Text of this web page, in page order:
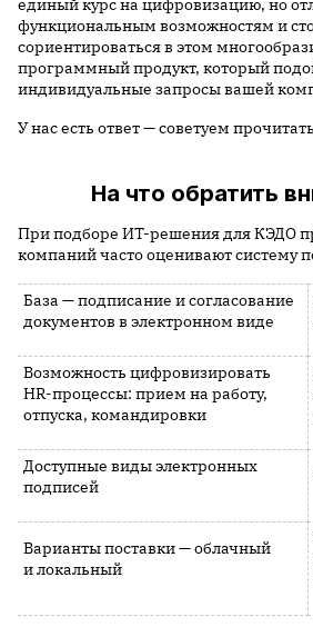
единый курс на цифровизацию, но
функциональным возможностям и
сориентироваться в этом
программный продукт, который
индивидуальные запросы вашей
У нас есть ответ — советуем
На что обратить
При подборе ИТ-решения для КЭДО
компаний часто оценивают систему
База — подписание и согласование
документов в электронном виде
Возможность цифровизировать
HR-процессы: прием на работу,
отпуска, командировки
Доступные виды электронных
подписей
Варианты поставки — облачный
и локальный